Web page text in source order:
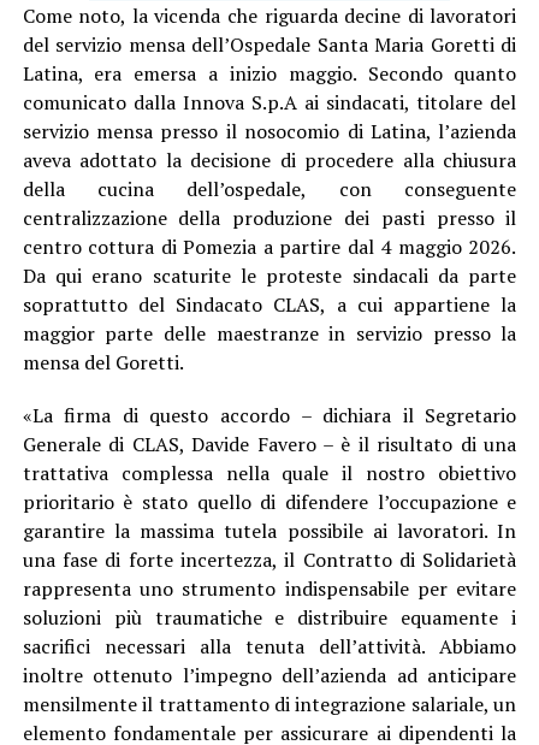
Come noto, la vicenda che riguarda decine di lavoratori
del servizio mensa dell’Ospedale Santa Maria Goretti di
Latina, era emersa a inizio maggio. Secondo quanto
comunicato dalla Innova S.p.A ai sindacati, titolare del
servizio mensa presso il nosocomio di Latina, l’azienda
aveva adottato la decisione di procedere alla chiusura
della cucina dell’ospedale, con conseguente
centralizzazione della produzione dei pasti presso il
centro cottura di Pomezia a partire dal 4 maggio 2026.
Da qui erano scaturite le proteste sindacali da parte
soprattutto del Sindacato CLAS, a cui appartiene la
maggior parte delle maestranze in servizio presso la
mensa del Goretti.
«La firma di questo accordo – dichiara il Segretario
Generale di CLAS, Davide Favero – è il risultato di una
trattativa complessa nella quale il nostro obiettivo
prioritario è stato quello di difendere l’occupazione e
garantire la massima tutela possibile ai lavoratori. In
una fase di forte incertezza, il Contratto di Solidarietà
rappresenta uno strumento indispensabile per evitare
soluzioni più traumatiche e distribuire equamente i
sacrifici necessari alla tenuta dell’attività. Abbiamo
inoltre ottenuto l’impegno dell’azienda ad anticipare
mensilmente il trattamento di integrazione salariale, un
elemento fondamentale per assicurare ai dipendenti la